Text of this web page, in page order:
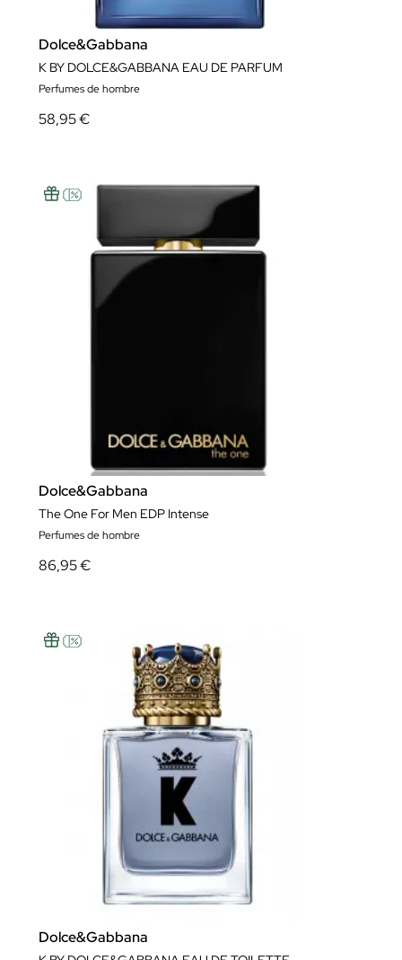
Dolce&Gabbana
K BY DOLCE&GABBANA EAU DE PARFUM
Perfumes de hombre
58,95 €
Dolce&Gabbana
The One For Men EDP Intense
Perfumes de hombre
86,95 €
Dolce&Gabbana